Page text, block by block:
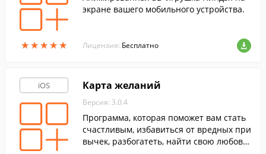
★★★★★
★★★★★
экране вашего мобильного устройства.
Лицензия: Бесплатно
iOS Карта желаний
Версия: 3.0.4
Программа, которая поможет вам стать
счастливым, избавиться от вредных при
вычек, разбогатеть, найти свою любовь